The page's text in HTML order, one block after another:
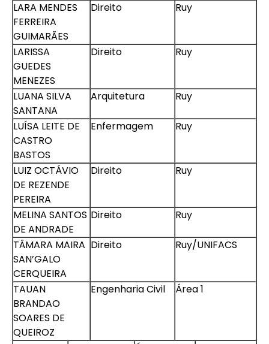
LARA MENDES
FERREIRA
GUIMARÃES
Direito Ruy
LARISSA
GUEDES
MENEZES
Direito Ruy
LUANA SILVA
SANTANA
Arquitetura Ruy
LUÍSA LEITE DE
CASTRO
BASTOS
Enfermagem Ruy
LUIZ OCTÁVIO
DE REZENDE
PEREIRA
Direito Ruy
MELINA SANTOS
DE ANDRADE
Direito Ruy
TÂMARA MAIRA
SAN’GALO
CERQUEIRA
Direito Ruy/UNIFACS
TAUAN
BRANDAO
SOARES DE
QUEIROZ
Engenharia Civil Área 1
Enviei um E-mail